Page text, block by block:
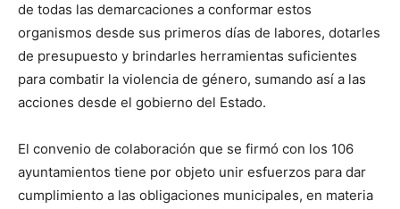
de todas las demarcaciones a conformar estos
organismos desde sus primeros días de labores, dotarles
de presupuesto y brindarles herramientas suficientes
para combatir la violencia de género, sumando así a las
acciones desde el gobierno del Estado.
El convenio de colaboración que se firmó con los 106
ayuntamientos tiene por objeto unir esfuerzos para dar
cumplimiento a las obligaciones municipales, en materia